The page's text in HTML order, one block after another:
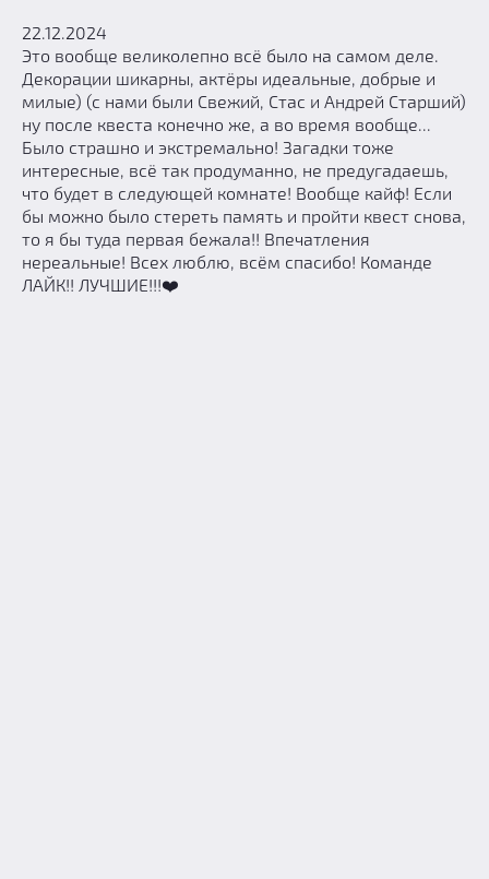
22.12.2024
Это вообще великолепно всë было на самом деле.
Декорации шикарны, актёры идеальные, добрые и
милые) (с нами были Свежий, Стас и Андрей Старший)
ну после квеста конечно же, а во время вообще...
Было страшно и экстремально! Загадки тоже
интересные, всë так продуманно, не предугадаешь,
что будет в следующей комнате! Вообще кайф! Если
бы можно было стереть память и пройти квест снова,
то я бы туда первая бежала!! Впечатления
нереальные! Всех люблю, всём спасибо! Команде
ЛАЙК!! ЛУЧШИЕ!!!❤️